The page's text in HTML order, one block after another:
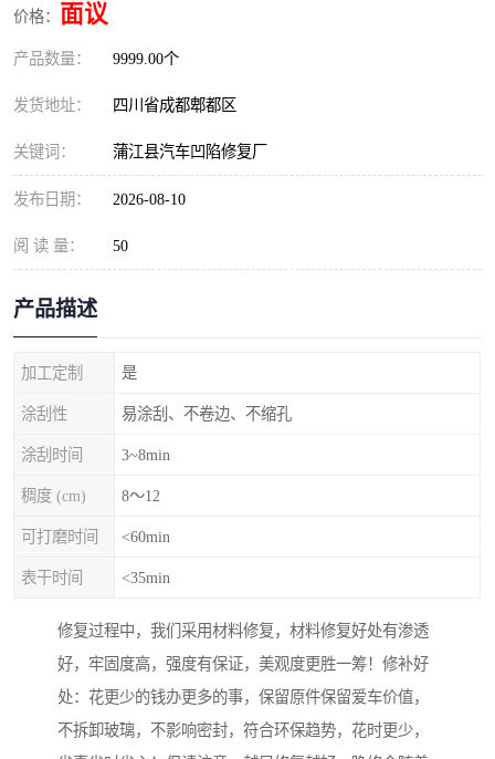
价格： 面议
产品数量： 9999.00个
发货地址： 四川省成都郫都区
关键词： 蒲江县汽车凹陷修复厂
发布日期： 2026-08-10
阅 读 量： 50
产品描述
加工定制 是
涂刮性 易涂刮、不卷边、不缩孔
涂刮时间 3~8min
稠度 (cm) 8～12
可打磨时间 <60min
表干时间 <35min
修复过程中，我们采用材料修复，材料修复好处有渗透
好，牢固度高，强度有保证，美观度更胜一筹！修补好
处：花更少的钱办更多的事，保留原件保留爱车价值，
不拆卸玻璃，不影响密封，符合环保趋势，花时更少，